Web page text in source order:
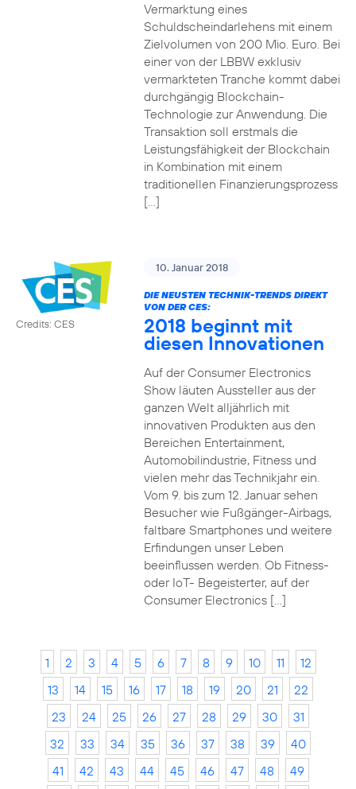
Vermarktung eines
Schuldscheindarlehens mit einem
Zielvolumen von 200 Mio. Euro. Bei
einer von der LBBW exklusiv
vermarkteten Tranche kommt dabei
durchgängig Blockchain-
Technologie zur Anwendung. Die
Transaktion soll erstmals die
Leistungsfähigkeit der Blockchain
in Kombination mit einem
traditionellen Finanzierungsprozess
[…]
Credits: CES
10. Januar 2018
DIE NEUSTEN TECHNIK-TRENDS DIREKT
VON DER CES:
2018 beginnt mit
diesen Innovationen
Auf der Consumer Electronics
Show läuten Aussteller aus der
ganzen Welt alljährlich mit
innovativen Produkten aus den
Bereichen Entertainment,
Automobilindustrie, Fitness und
vielen mehr das Technikjahr ein.
Vom 9. bis zum 12. Januar sehen
Besucher wie Fußgänger-Airbags,
faltbare Smartphones und weitere
Erfindungen unser Leben
beeinflussen werden. Ob Fitness-
oder IoT- Begeisterter, auf der
Consumer Electronics […]
1 2 3 4 5 6 7 8 9 10 11
12
13
14 15 16 17 18 19 20 21
22
23
24 25 26 27 28 29 30
31
32
33 34 35 36 37 38 39
40
41
42 43 44 45 46 47 48
49